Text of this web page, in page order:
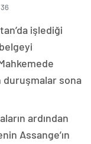
işlediği
duruşmalar sona
ardından
Assange’ın